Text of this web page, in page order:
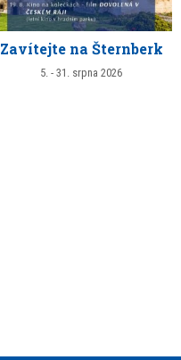
Zavítejte na Šternberk
5. - 31. srpna 2026